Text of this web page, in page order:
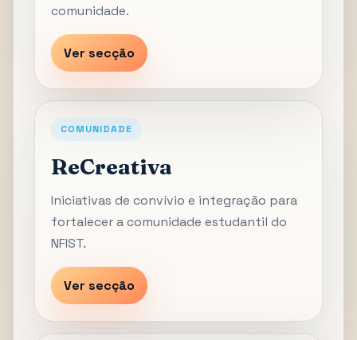
comunidade.
Ver secção
COMUNIDADE
ReCreativa
Iniciativas de convívio e integração para
fortalecer a comunidade estudantil do
NFIST.
Ver secção